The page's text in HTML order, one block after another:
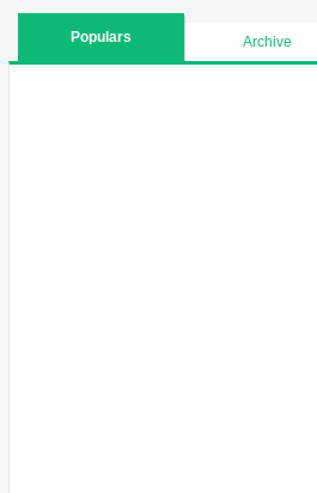
Populars Archive